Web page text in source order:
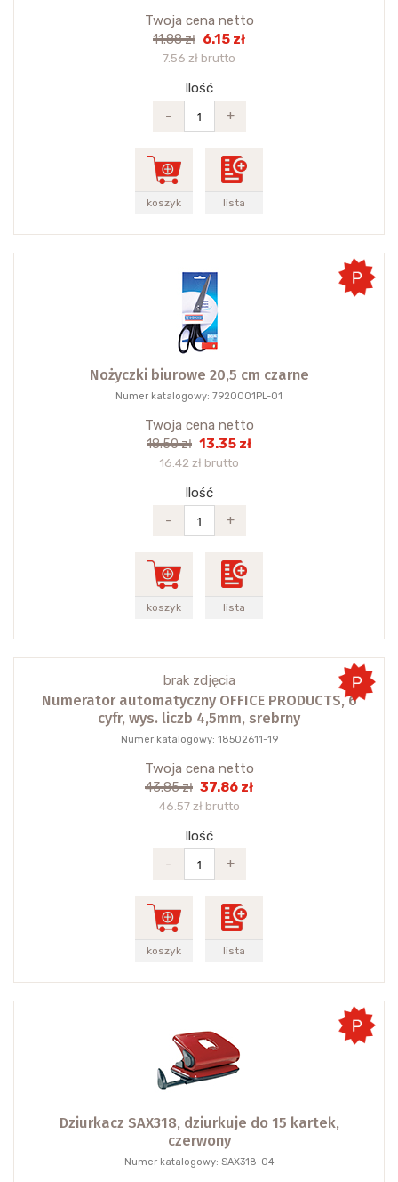
Twoja cena netto
11.88 zł 6.15 zł
7.56 zł brutto
Ilość
-
+
koszyk lista
Nożyczki biurowe 20,5 cm czarne
Numer katalogowy: 7920001PL-01
Twoja cena netto
18.50 zł 13.35 zł
16.42 zł brutto
Ilość
-
+
koszyk lista
brak zdjęcia
Numerator automatyczny OFFICE PRODUCTS, 6
cyfr, wys. liczb 4,5mm, srebrny
Numer katalogowy: 18502611-19
Twoja cena netto
43.85 zł 37.86 zł
46.57 zł brutto
Ilość
-
+
koszyk lista
Dziurkacz SAX318, dziurkuje do 15 kartek,
czerwony
Numer katalogowy: SAX318-04